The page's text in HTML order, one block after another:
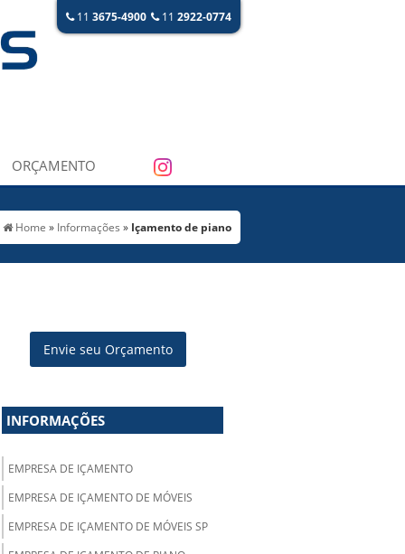
ORÇAMENTO
11 3675-4900 11 2922-0774
Home » Informações » Içamento de piano
Envie seu Orçamento
INFORMAÇÕES
EMPRESA DE IÇAMENTO
EMPRESA DE IÇAMENTO DE MÓVEIS
EMPRESA DE IÇAMENTO DE MÓVEIS SP